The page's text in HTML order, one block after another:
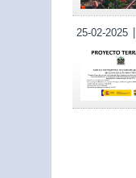
25-02-2025